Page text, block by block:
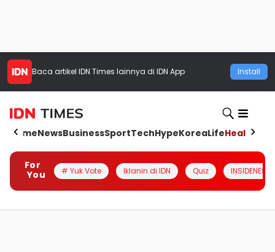
Baca artikel IDN Times lainnya di IDN App Install
HomeNewsBusinessSportTechHypeKoreaLifeHealth
For
You
# Yuk Vote Iklanin di IDN Quiz INSIDENESIA